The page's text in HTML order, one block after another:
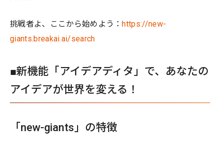
挑戦者よ、ここから始めよう： https://new-
giants.breakai.ai/search
■新機能「アイデアディタ」で、あなたの
アイデアが世界を変える！
「new-giants」の特徴